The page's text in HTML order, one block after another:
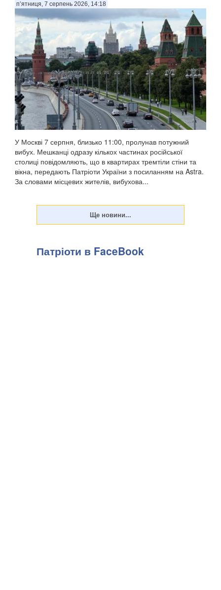
п’ятниця, 7 серпень 2026, 14:18
У Москві 7 серпня, близько 11:00, пролунав потужний
вибух. Мешканці одразу кількох частинах російської
столиці повідомляють, що в квартирах тремтіли стіни та
вікна, передають Патріоти України з посиланням на Astra.
За словами місцевих жителів, вибухова...
Патріоти в FaceBook